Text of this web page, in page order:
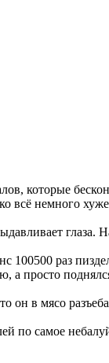
которые
всё немного
глаза.
раз
а просто
он в мясо
по самое